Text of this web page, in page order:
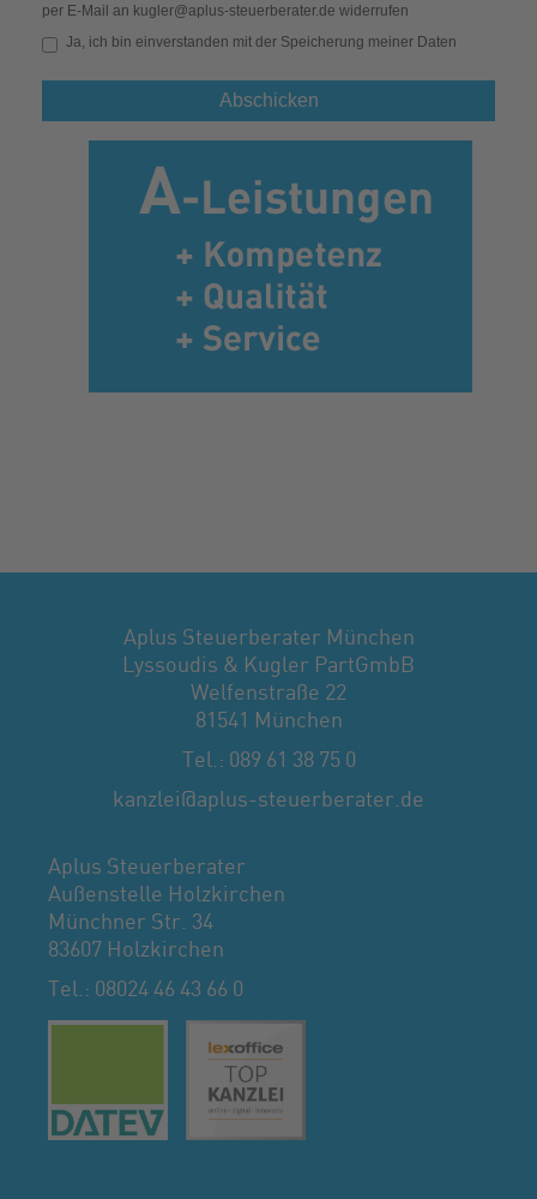
Aplus Steuerberater München
Lyssoudis & Kugler PartGmbB
Welfenstraße 22
81541 München
Tel.: 089 61 38 75 0
kanzlei@aplus-steuerberater.de
Aplus Steuerberater
Außenstelle Holzkirchen
Münchner Str. 34
83607 Holzkirchen
Tel.: 08024 46 43 66 0